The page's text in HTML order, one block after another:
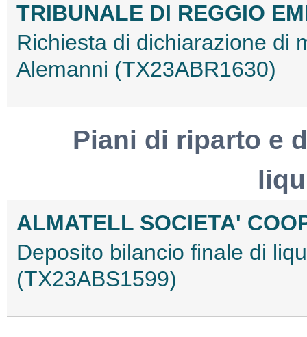
TRIBUNALE DI REGGIO
Richiesta di dichiarazione di
Alemanni (TX23ABR1630)
Piani di riparto e
ALMATELL SOCIETA'
Deposito bilancio finale di
(TX23ABS1599)